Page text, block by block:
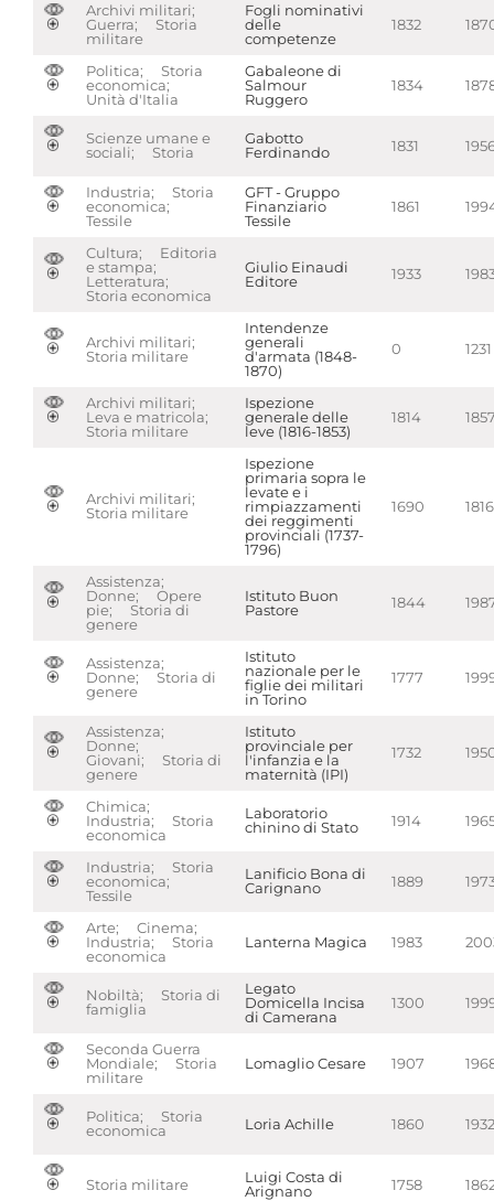
Archivi militari;
Guerra; Storia
militare
Fogli nominativi
delle
competenze
1832
Politica; Storia
economica;
Unità d'Italia
Gabaleone di
Salmour
Ruggero
1834
Scienze umane e
sociali; Storia
Gabotto
Ferdinando
1831
Industria; Storia
economica;
Tessile
GFT - Gruppo
Finanziario
Tessile
1861
Cultura; Editoria
e stampa;
Letteratura;
Storia economica
Giulio Einaudi
Editore
1933
Archivi militari;
Storia militare
Intendenze
generali
d'armata (1848-
1870)
0 1231
Archivi militari;
Leva e matricola;
Storia militare
Ispezione
generale delle
leve (1816-1853)
1814
Archivi militari;
Storia militare
Ispezione
primaria sopra le
levate e i
rimpiazzamenti
dei reggimenti
provinciali (1737-
1796)
1690 1816
Assistenza;
Donne; Opere
pie; Storia di
genere
Istituto Buon
Pastore
1844
Assistenza;
Donne; Storia di
genere
Istituto
nazionale per le
figlie dei militari
in Torino
1777
Assistenza;
Donne;
Giovani; Storia di
genere
Istituto
provinciale per
l'infanzia e la
maternità (IPI)
1732
Chimica;
Industria; Storia
economica
Laboratorio
chinino di Stato
1914
Industria; Storia
economica;
Tessile
Lanificio Bona di
Carignano
1889
Arte; Cinema;
Industria; Storia
economica
Lanterna Magica 1983
Nobiltà; Storia di
famiglia
Legato
Domicella Incisa
di Camerana
1300
Seconda Guerra
Mondiale; Storia
militare
Lomaglio Cesare 1907
Politica; Storia
economica
Loria Achille 1860 1932
Storia militare
Luigi Costa di
Arignano
1758